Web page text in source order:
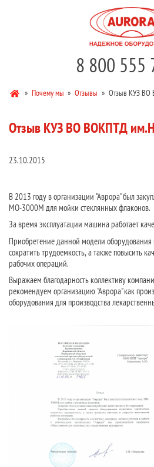
8 800 555
» Почему мы » Отзывы » Отзыв КУЗ
Отзыв КУЗ ВО ВОКПТД
23.10.2015
В 2013 году в организации "Аврора" был
МО-3000М для мойки стеклянных флаконов.
За время эксплуатации машина работает
Приобретение данной модели оборудования
сократить трудоемкость, а также повысить
рабочих операций.
Выражаем благодарность коллективу
рекомендуем организацию "Аврора" как
оборудования для производства